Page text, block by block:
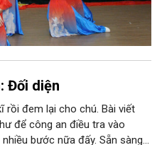
Đối diện
rồi đem lại cho chú. Bài viết
để công an điều tra vào
bước nữa đấy. Sẵn sàng